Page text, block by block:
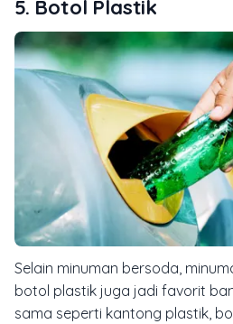
5. Botol Plastik
Selain minuman bersoda,
botol plastik juga jadi favorit
sama seperti kantong plastik,